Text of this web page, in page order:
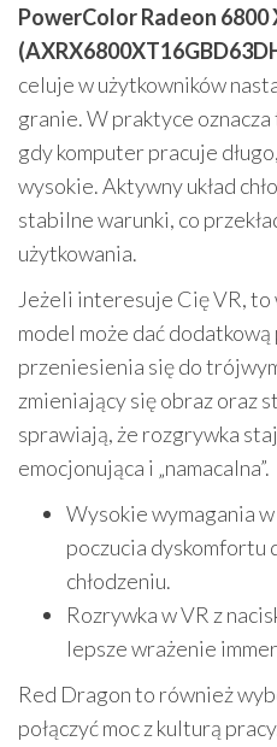
PowerColor Radeon 6800
celuje w użytkowników
granie. W praktyce
gdy komputer pracuje
wysokie. Aktywny układ
stabilne warunki, co
użytkowania.
Jeżeli interesuje Cię VR, to
model może dać
przeniesienia się do
zmieniający się obraz oraz
sprawiają, że rozgrywka
emocjonująca i „namacalna”.
Wysokie wymagania
poczucia dyskomfortu
chłodzeniu.
Rozrywka w VR z
lepsze wrażenie
Red Dragon to również
połączyć moc z kulturą